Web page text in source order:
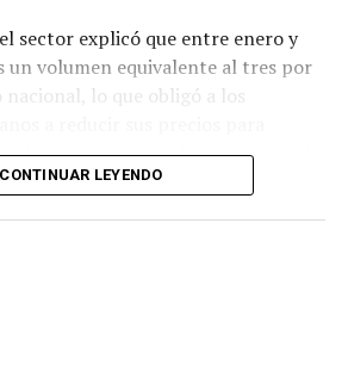
Roberto Ibáñez y Carlos Enrique
las acciones emprendidas por las
y estatales.
de las investigaciones ni la
o resoluciones específicas. El
sector explicó que entre enero y
un volumen equivalente al tres por
lo que obligó a los
frente al producto importado.
CONTINUAR LEYENDO